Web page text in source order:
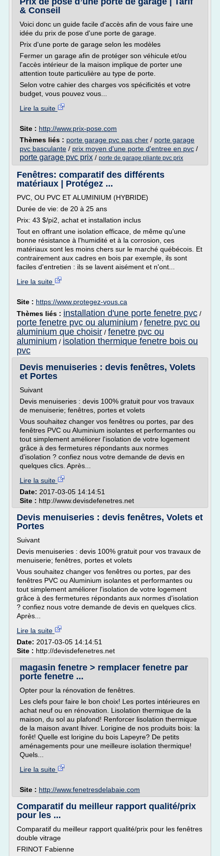
& Conseil
Voici donc un guide facile d'accès afin de vous faire une
idée du prix de pose d'une porte de garage.
Prix d'une porte de garage selon les modèles
Fermer un garage afin de protéger son véhicule et/ou
l'accès intérieur de la maison implique de porter une
attention toute particulière au type de porte.
Selon votre cahier des charges vos spécificités et votre
budget, vous pouvez vous...
Lire la suite
Site : http://www.prix-pose.com
Thèmes liés : porte garage pvc pas cher / porte garage
pvc basculante / prix moyen d'une porte d'entree en pvc /
porte garage pvc prix / porte de garage pliante pvc prix
Fenêtres: comparatif des différents
matériaux | Protégez ...
PVC, OU PVC ET ALUMINIUM (HYBRIDE)
Durée de vie: de 20 à 25 ans
Prix: 43 $/pi2, achat et installation inclus
Tout en offrant une isolation efficace, de même qu'une
bonne résistance à l'humidité et à la corrosion, ces
matériaux sont les moins chers sur le marché québécois. Et
contrairement aux cadres en bois par exemple, ils sont
faciles d'entretien : ils se lavent aisément et n'ont...
Lire la suite
Site : https://www.protegez-vous.ca
Thèmes liés : installation d'une porte fenetre pvc /
porte fenetre pvc ou aluminium / fenetre pvc ou
aluminium que choisir / fenetre pvc ou
aluminium / isolation thermique fenetre bois ou
pvc
Devis menuiseries : devis fenêtres, Volets
et Portes
Suivant
Devis menuiseries : devis 100% gratuit pour vos travaux
de menuiserie; fenêtres, portes et volets
Vous souhaitez changer vos fenêtres ou portes, par des
fenêtres PVC ou Aluminium isolantes et performantes ou
tout simplement améliorer l'isolation de votre logement
grâce à des fermetures répondants aux normes
d'isolation ? confiez nous votre demande de devis en
quelques clics. Après...
Lire la suite
Date: 2017-03-05 14:14:51
Site : http://www.devisdefenetres.net
Devis menuiseries : devis fenêtres, Volets et
Portes
Suivant
Devis menuiseries : devis 100% gratuit pour vos travaux de
menuiserie; fenêtres, portes et volets
Vous souhaitez changer vos fenêtres ou portes, par des
fenêtres PVC ou Aluminium isolantes et performantes ou
tout simplement améliorer l'isolation de votre logement
grâce à des fermetures répondants aux normes d'isolation
? confiez nous votre demande de devis en quelques clics.
Après...
Lire la suite
Date: 2017-03-05 14:14:51
Site : http://devisdefenetres.net
magasin fenetre > remplacer fenetre par
porte fenetre ...
Opter pour la rénovation de fenêtres.
Les clefs pour faire le bon choix! Les portes intérieures en
achat neuf ou en rénovation. Lisolation thermique de la
maison, du sol au plafond! Renforcer lisolation thermique
de la maison avant lhiver. Lorigine de nos produits bois: la
forêt! Quelle est lorigine du bois Lapeyre? De petits
aménagements pour une meilleure isolation thermique!
Quels...
Lire la suite
Site : http://www.fenetresdelabaie.com
Comparatif du meilleur rapport qualité/prix
pour les ...
Comparatif du meilleur rapport qualité/prix pour les fenêtres
double vitrage
FRINOT Fabienne